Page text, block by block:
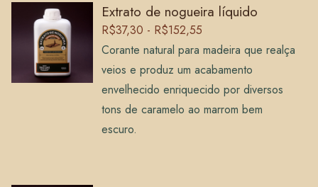
Extrato de nogueira líquido
R$37,30 - R$152,55
Corante natural para madeira que realça
veios e produz um acabamento
envelhecido enriquecido por diversos
tons de caramelo ao marrom bem
escuro.